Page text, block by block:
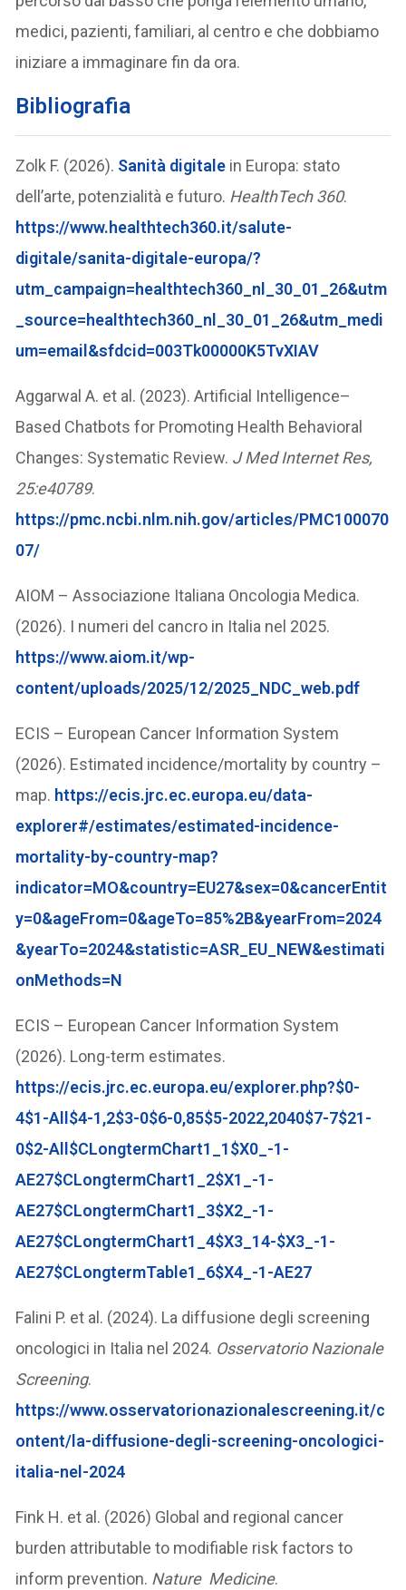
medici, pazienti, familiari, al centro e che dobbiamo
iniziare a immaginare fin da ora.
Bibliografia
Zolk F. (2026). Sanità digitale in Europa: stato
dell’arte, potenzialità e futuro. HealthTech 360.
https://www.healthtech360.it/salute-
digitale/sanita-digitale-europa/?
utm_campaign=healthtech360_nl_30_01_26&utm
_source=healthtech360_nl_30_01_26&utm_medi
um=email&sfdcid=003Tk00000K5TvXIAV
Aggarwal A. et al. (2023). Artificial Intelligence–
Based Chatbots for Promoting Health Behavioral
Changes: Systematic Review. J Med Internet Res,
25:e40789.
https://pmc.ncbi.nlm.nih.gov/articles/PMC100070
07/
AIOM – Associazione Italiana Oncologia Medica.
(2026). I numeri del cancro in Italia nel 2025.
https://www.aiom.it/wp-
content/uploads/2025/12/2025_NDC_web.pdf
ECIS – European Cancer Information System
(2026). Estimated incidence/mortality by country –
map. https://ecis.jrc.ec.europa.eu/data-
explorer#/estimates/estimated-incidence-
mortality-by-country-map?
indicator=MO&country=EU27&sex=0&cancerEntit
y=0&ageFrom=0&ageTo=85%2B&yearFrom=2024
&yearTo=2024&statistic=ASR_EU_NEW&estimati
onMethods=N
ECIS – European Cancer Information System
(2026). Long-term estimates.
https://ecis.jrc.ec.europa.eu/explorer.php?$0-
4$1-All$4-1,2$3-0$6-0,85$5-2022,2040$7-7$21-
0$2-All$CLongtermChart1_1$X0_-1-
AE27$CLongtermChart1_2$X1_-1-
AE27$CLongtermChart1_3$X2_-1-
AE27$CLongtermChart1_4$X3_14-$X3_-1-
AE27$CLongtermTable1_6$X4_-1-AE27
Falini P. et al. (2024). La diffusione degli screening
oncologici in Italia nel 2024. Osservatorio Nazionale
Screening.
https://www.osservatorionazionalescreening.it/c
ontent/la-diffusione-degli-screening-oncologici-
italia-nel-2024
Fink H. et al. (2026) Global and regional cancer
burden attributable to modifiable risk factors to
inform prevention. Nature Medicine.